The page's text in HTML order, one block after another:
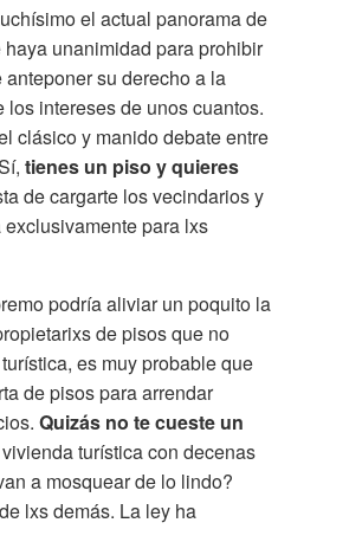
el actual panorama de
unanimidad para prohibir
su derecho a la
intereses de unos cuantos.
clásico y manido debate entre
tienes un piso y quieres
de cargarte los vecindarios y
para lxs
podría aliviar un poquito la
de pisos que no
es muy probable que
de pisos para arrendar
Quizás no te cueste un
turística con decenas
a mosquear de lo lindo?
lxs demás. La ley ha